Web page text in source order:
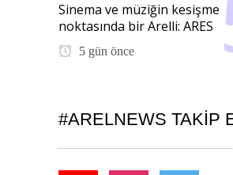
Sinema ve müziğin kesişme
noktasında bir Arelli: ARES
5 gün önce
#ARELNEWS TAKIP